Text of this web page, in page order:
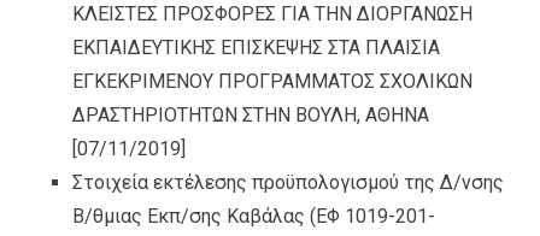
ΚΛΕΙΣΤΕΣ ΠΡΟΣΦΟΡΕΣ ΓΙΑ ΤΗΝ ΔΙΟΡΓΑΝΩΣΗ
ΕΚΠΑΙΔΕΥΤΙΚΗΣ ΕΠΙΣΚΕΨΗΣ ΣΤΑ ΠΛΑΙΣΙΑ
ΕΓΚΕΚΡΙΜΕΝΟΥ ΠΡΟΓΡΑΜΜΑΤΟΣ ΣΧΟΛΙΚΩΝ
ΔΡΑΣΤΗΡΙΟΤΗΤΩΝ ΣΤΗΝ ΒΟΥΛΗ, ΑΘΗΝΑ
[07/11/2019]
Στοιχεία εκτέλεσης προϋπολογισμού της Δ/νσης
Β/θμιας Εκπ/σης Καβάλας (ΕΦ 1019-201-